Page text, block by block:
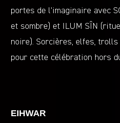
portes de l’imaginaire avec
et sombre) et ILUM SÎN
noire). Sorcières, elfes,
pour cette célébration hors
EIHWAR